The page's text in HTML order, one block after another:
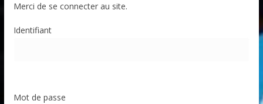
Merci de se connecter au site.
Identifiant
Mot de passe